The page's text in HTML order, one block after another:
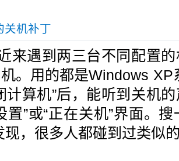
关机补丁
遇到两三台不同配置的
。用的都是Windows
计算机”后，能听到关机
置”或“正在关机”界面。
现，很多人都碰到过类似